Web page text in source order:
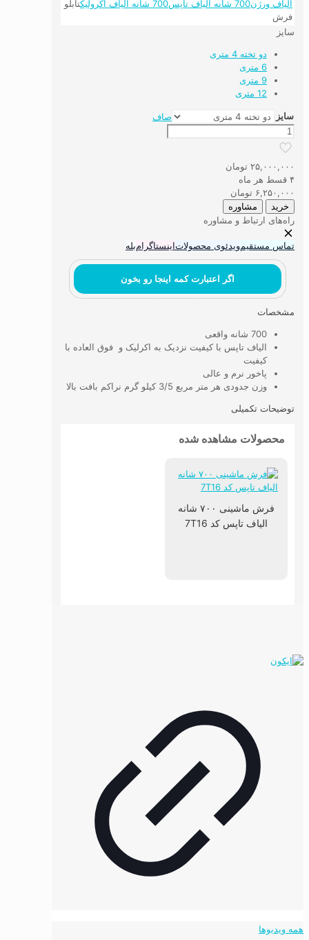
الیاف ورژن700 شانه الیاف تاپس 700 شانه الیاف اکرولیک
تابلو
فرش
سایز
دو تخته 4 متری
6 متری
9 متری
12 متری
سایز
صاف
فرش
ماشینی
۷۰۰
شانه
الیاف
تاپس
کد
7T16
عدد
۲۵,۰۰۰,۰۰۰ تومان
۴ قسط هر ماه
۶,۲۵۰,۰۰۰ تومان
خرید مشاوره
راه‌های ارتباط و مشاوره
تماس مستقیمویدئوی محصولاتاینستاگرامبله
اگر اعتبارت کمه اینجا رو بخون
مشخصات
700 شانه واقعی
الیاف تاپس با کیفیت نزدیک به اکرلیک و فوق العاده با
کیفیت
پاخور نرم و عالی
وزن جدودی هر متر مربع 3/5 کیلو گرم نراکم بافت بالا
توضیحات تکمیلی
محصولات مشاهده شده
فرش ماشینی ۷۰۰ شانه
الیاف تاپس کد 7T16
همه ویدیوها